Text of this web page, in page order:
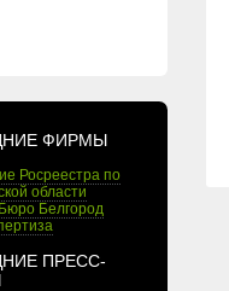
ФИРМЫ
Росреестра по
области
Белгород
ПРЕСС-